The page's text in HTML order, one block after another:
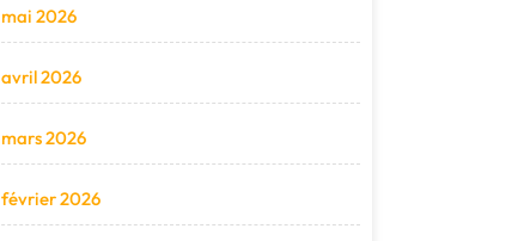
mai 2026
avril 2026
mars 2026
février 2026